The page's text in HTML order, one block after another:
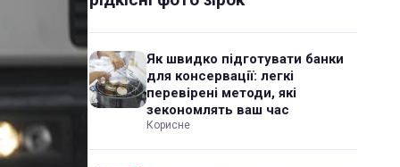
Як швидко підготувати банки
для консервації: легкі
перевірені методи, які
зекономлять ваш час
Корисне